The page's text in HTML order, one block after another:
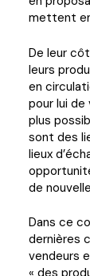
mettent
De leur
leurs
en
pour lui
plus
sont des
lieux
de
Dans ce
dernières
vendeurs
« des